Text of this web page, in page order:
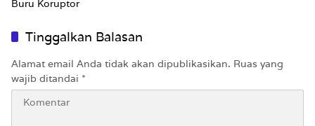
Buru Koruptor
Tinggalkan Balasan
Alamat email Anda tidak akan dipublikasikan. Ruas yang
wajib ditandai *